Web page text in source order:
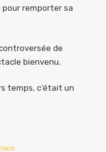
remporter sa
de
bienvenu.
temps, c’était un